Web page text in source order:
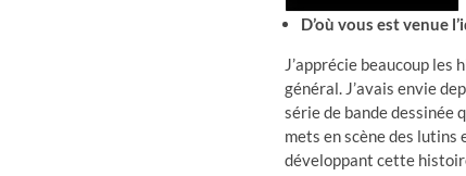
D’où vous est venue
J’apprécie beaucoup
général. J’avais envie
série de bande dessinée
mets en scène des lutins
développant cette